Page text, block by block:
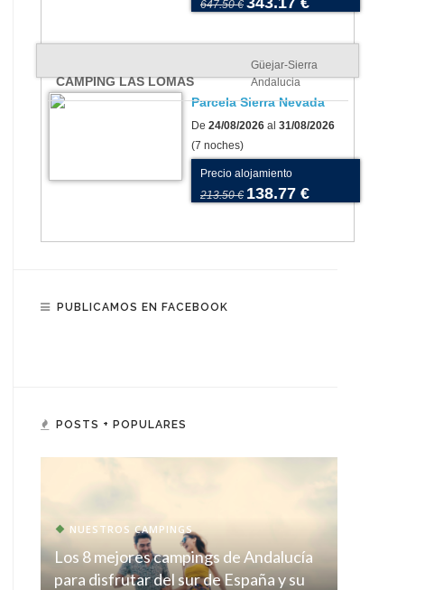
647.50 €
CAMPING LAS LOMAS
Güejar-Sierra
Andalucia
Parcela Sierra Nevada
De 24/08/2026 al 31/08/2026
(7 noches)
Precio alojamiento
213.50 € 138.77 €
PUBLICAMOS EN FACEBOOK
POSTS + POPULARES
NUESTROS CAMPINGS
Los 8 mejores campings de Andalucía
para disfrutar del sur de España y su